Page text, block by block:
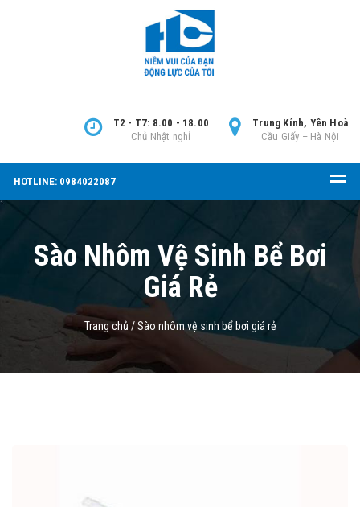
Trung Kính, Yên Hoà
Cầu Giấy – Hà Nội
T2 - T7: 8.00 - 18.00
Chủ Nhật nghỉ
HOTLINE: 0984022087
Sào Nhôm Vệ Sinh Bể Bơi
Giá Rẻ
Trang chủ /Sào nhôm vệ sinh bể bơi giá rẻ